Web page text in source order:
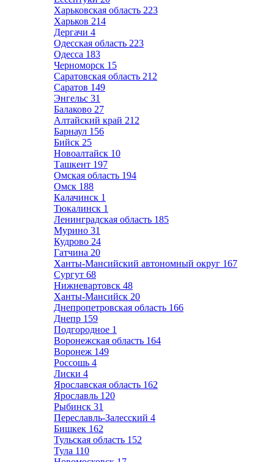
Харьковская область 223
Харьков 214
Дергачи 4
Одесская область 223
Одесса 183
Черноморск 15
Саратовская область 212
Саратов 149
Энгельс 31
Балаково 27
Алтайский край 212
Барнаул 156
Бийск 25
Новоалтайск 10
Ташкент 197
Омская область 194
Омск 188
Калачинск 1
Тюкалинск 1
Ленинградская область 185
Мурино 31
Кудрово 24
Гатчина 20
Ханты-Мансийский автономный округ 167
Сургут 68
Нижневартовск 48
Ханты-Мансийск 20
Днепропетровская область 166
Днепр 159
Подгородное 1
Воронежская область 164
Воронеж 149
Россошь 4
Лиски 4
Ярославская область 162
Ярославль 120
Рыбинск 31
Переславль-Залесский 4
Бишкек 162
Тульская область 152
Тула 110